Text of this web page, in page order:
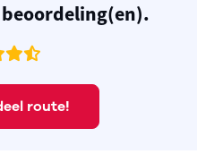
beoordeling(en).
route!